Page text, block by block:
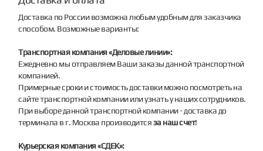
Доставка по России возможна любым удобным для заказчика
способом. Возможные варианты:
Транспортная компания «Деловые линии»:
Ежедневно мы отправляем Ваши заказы данной транспортной
компанией.
Примерные сроки и стоимость доставки можно посмотреть на
сайте транспортной компании или узнать у наших сотрудников.
При выборе данной транспортной компании - доставка до
терминала в г. Москва производитсяза наш счет!
Курьерская компания «СДЕК»: